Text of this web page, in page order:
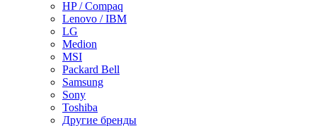
HP / Compaq
Lenovo / IBM
LG
Medion
MSI
Packard Bell
Samsung
Sony
Toshiba
Другие бренды